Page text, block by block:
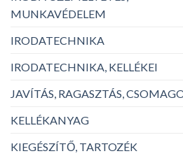
MUNKAVÉDELEM
IRODATECHNIKA
IRODATECHNIKA, KELLÉKEI
JAVÍTÁS, RAGASZTÁS,
KELLÉKANYAG
KIEGÉSZÍTŐ, TARTOZÉK